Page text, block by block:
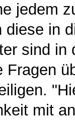
jedem
diese in
sind in
Fragen
mit